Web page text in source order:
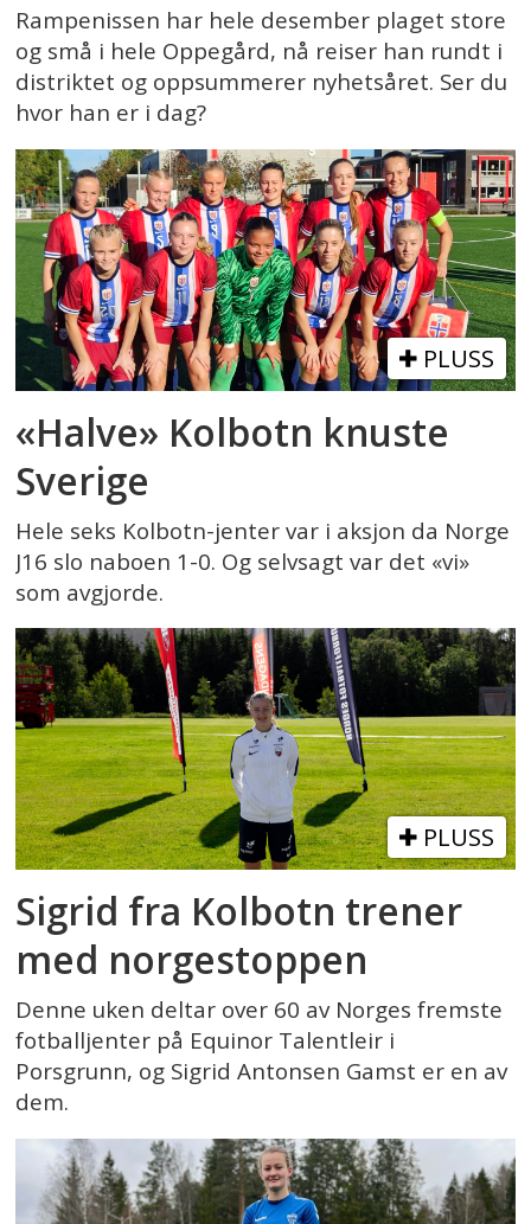
Rampenissen har hele desember plaget store
og små i hele Oppegård, nå reiser han rundt i
distriktet og oppsummerer nyhetsåret. Ser du
hvor han er i dag?
PLUSS
«Halve» Kolbotn knuste
Sverige
Hele seks Kolbotn-jenter var i aksjon da Norge
J16 slo naboen 1-0. Og selvsagt var det «vi»
som avgjorde.
PLUSS
Sigrid fra Kolbotn trener
med norgestoppen
Denne uken deltar over 60 av Norges fremste
fotballjenter på Equinor Talentleir i
Porsgrunn, og Sigrid Antonsen Gamst er en av
dem.